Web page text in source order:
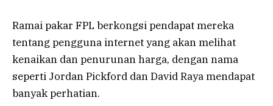
Ramai pakar FPL berkongsi pendapat mereka
tentang pengguna internet yang akan melihat
kenaikan dan penurunan harga, dengan nama
seperti Jordan Pickford dan David Raya mendapat
banyak perhatian.